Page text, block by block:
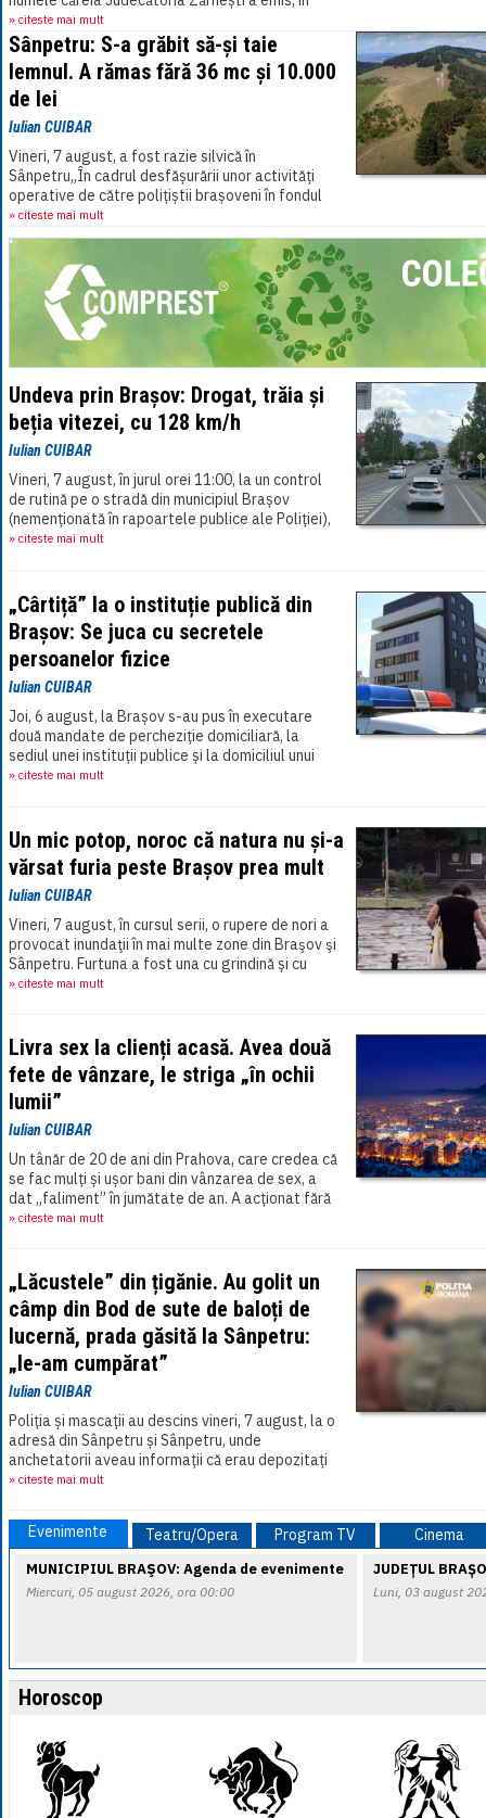
aceeași zi, un mandat de executare a
pedepsei[...]
» citeste mai mult
Sânpetru: S-a grăbit să-și taie
lemnul. A rămas fără 36 mc și 10.000
de lei
Iulian CUIBAR
Vineri, 7 august, a fost razie silvică în
Sânpetru„În cadrul desfășurării unor activități
operative de către polițiștii brașoveni în fondul
forestier național[...]
» citeste mai mult
Undeva prin Brașov: Drogat, trăia și
beția vitezei, cu 128 km/h
Iulian CUIBAR
Vineri, 7 august, în jurul orei 11:00, la un control
de rutină pe o stradă din municipiul Brașov
(nemenționată în rapoartele publice ale Poliției),
un autoturism a fost depistat circulând[...]
» citeste mai mult
„Cârtiță” la o instituție publică din
Brașov: Se juca cu secretele
persoanelor fizice
Iulian CUIBAR
Joi, 6 august, la Brașov s-au pus în executare
două mandate de percheziție domiciliară, la
sediul unei instituții publice și la domiciliul unui
funcționar public, într-un dosar penal[...]
» citeste mai mult
Un mic potop, noroc că natura nu și-a
vărsat furia peste Brașov prea mult
Iulian CUIBAR
Vineri, 7 august, în cursul serii, o rupere de nori a
provocat inundaţii în mai multe zone din Braşov şi
Sânpetru. Furtuna a fost una cu grindină și cu
vânt foarte puternic,[...]
» citeste mai mult
Livra sex la clienți acasă. Avea două
fete de vânzare, le striga „în ochii
lumii”
Iulian CUIBAR
Un tânăr de 20 de ani din Prahova, care credea că
se fac mulți și ușor bani din vânzarea de sex, a
dat „faliment” în jumătate de an. A acționat fără
reținere,[...]
» citeste mai mult
„Lăcustele” din țigănie. Au golit un
câmp din Bod de sute de baloți de
lucernă, prada găsită la Sânpetru:
„le-am cumpărat”
Iulian CUIBAR
Poliția și mascații au descins vineri, 7 august, la o
adresă din Sânpetru și Sânpetru, unde
anchetatorii aveau informații că erau depozitați
sute de baloți de lucernă furați de[...]
» citeste mai mult
Evenimente Teatru/Opera Program TV Cinema
MUNICIPIUL BRAŞOV: Agenda de evenimente
Miercuri, 05 august 2026, ora 00:00
JUDEȚUL
Luni, 03 august
Horoscop